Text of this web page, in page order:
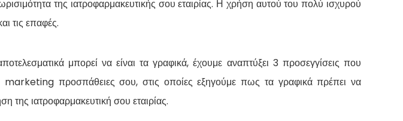
της ιατροφαρμακευτικής σου εταιρίας. Η χρήση αυτού του πολύ ισχυρού
τις επαφές.
μπορεί να είναι τα γραφικά, έχουμε αναπτύξει 3 προσεγγίσεις που
marketing προσπάθειες σου, στις οποίες εξηγούμε πως τα γραφικά πρέπει να
ιατροφαρμακευτική σου εταιρίας.